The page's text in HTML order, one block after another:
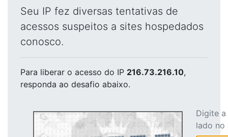
Seu IP fez diversas tentativas de
acessos suspeitos a sites hospedados
conosco.
Para liberar o acesso do IP 216.73.216.10,
responda ao desafio abaixo.
Digite
lado no